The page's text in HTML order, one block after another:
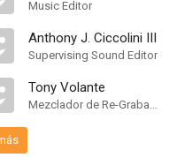
Music Editor
Anthony J. Ciccolini III
Supervising Sound Editor
Tony Volante
Mezclador de Re-Grabación de Sonido